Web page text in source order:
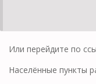
Или перейдите по
Населённые пункты